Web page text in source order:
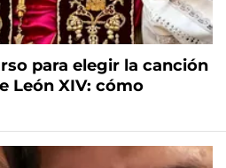
para elegir la canción
León XIV: cómo